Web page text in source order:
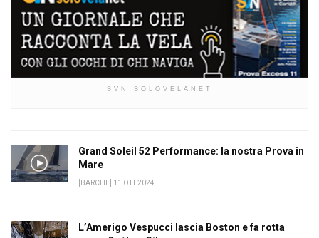
SVN SOLOVELANET
Grand Soleil 52 Performance: la nostra Prova in
Mare
[BARCHE] 11 OTT 2024
L’Amerigo Vespucci lascia Boston e fa rotta